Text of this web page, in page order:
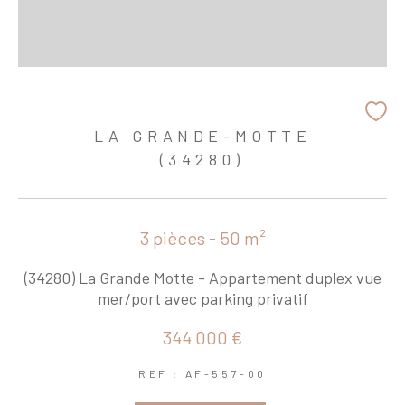
LA GRANDE-MOTTE
(34280)
3 pièces - 50 m²
(34280) La Grande Motte - Appartement duplex vue
mer/port avec parking privatif
344 000 €
REF : AF-557-00